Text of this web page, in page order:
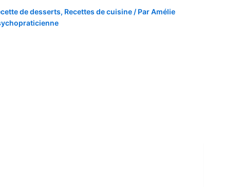
de desserts, Recettes de cuisine/ ParAmélie